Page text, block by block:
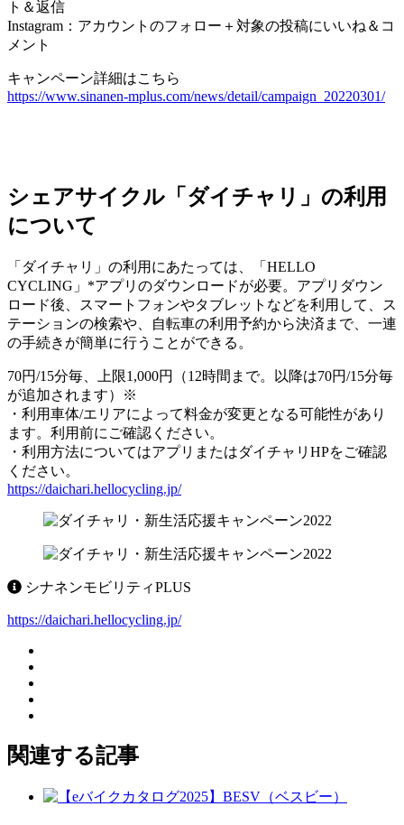
ト＆返信
Instagram：アカウントのフォロー＋対象の投稿にいいね＆コ
メント
キャンペーン詳細はこちら
https://www.sinanen-mplus.com/news/detail/campaign_20220301/
シェアサイクル「ダイチャリ」の利用
について
「ダイチャリ」の利⽤にあたっては、「HELLO
CYCLING」*アプリのダウンロードが必要。アプリダウン
ロード後、スマートフォンやタブレットなどを利⽤して、ス
テーションの検索や、⾃転⾞の利⽤予約から決済まで、一連
の手続きが簡単に⾏うことができる。
70円/15分毎、上限1,000円（12時間まで。以降は70円/15分毎
が追加されます）※
・利用車体/エリアによって料金が変更となる可能性があり
ます。利用前にご確認ください。
・利用方法についてはアプリまたはダイチャリHPをご確認
ください。
https://daichari.hellocycling.jp/
シナネンモビリティPLUS
https://daichari.hellocycling.jp/
関連する記事